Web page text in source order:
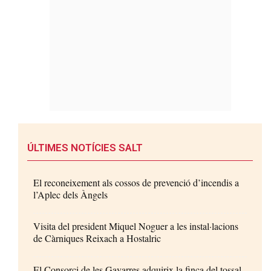
ÚLTIMES NOTÍCIES SALT
El reconeixement als cossos de prevenció d’incendis a
l’Aplec dels Àngels
Visita del president Miquel Noguer a les instal·lacions
de Càrniques Reixach a Hostalric